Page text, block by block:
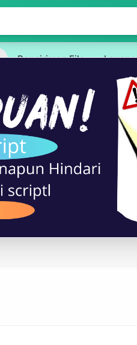
Pengiriman File